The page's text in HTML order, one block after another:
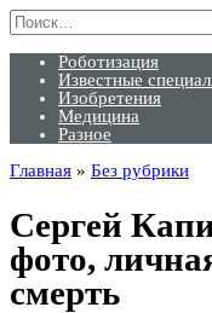
Перейти
к
содержанию
Search
for:
Роботизация
Известные
Изобретения
Медицина
Разное
Главная » Без рубрики
Сергей
фото,
смерть